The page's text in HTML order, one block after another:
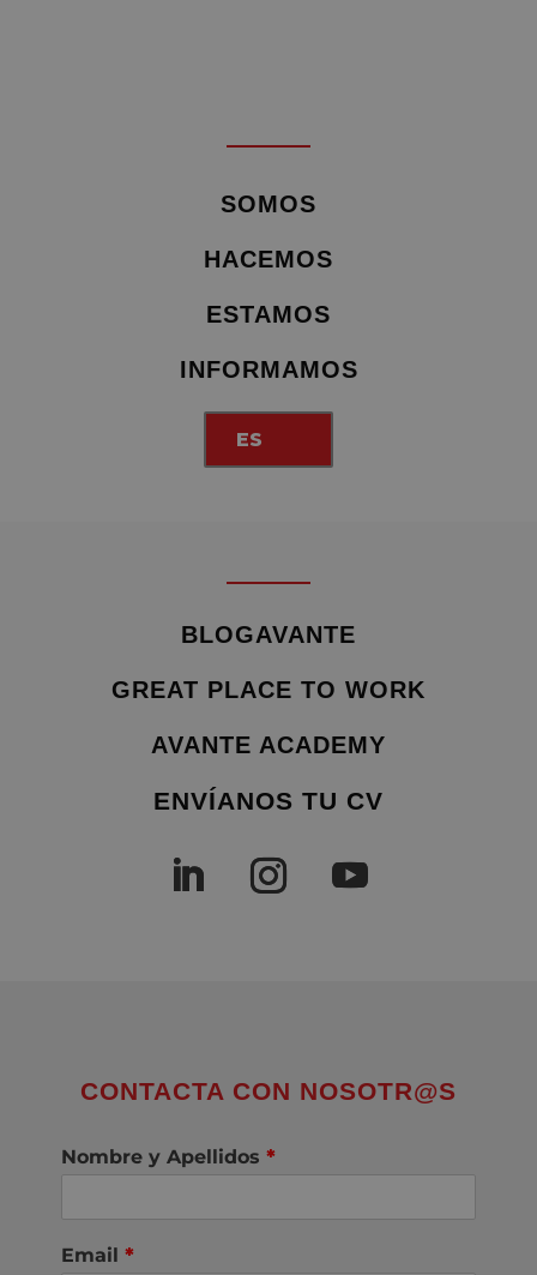
SOMOS
HACEMOS
ESTAMOS
INFORMAMOS
ES
BLOGAVANTE
GREAT PLACE TO WORK
AVANTE ACADEMY
ENVÍANOS TU CV
CONTACTA CON NOSOTR@S
Nombre y Apellidos *
Email *